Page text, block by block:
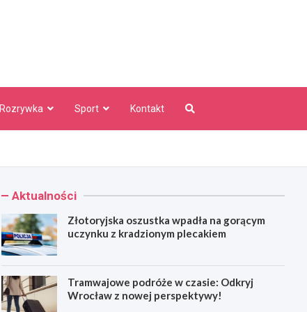
Rozrywka Sport Kontakt
Aktualności
Złotoryjska oszustka wpadła na gorącym
uczynku z kradzionym plecakiem
Tramwajowe podróże w czasie: Odkryj
Wrocław z nowej perspektywy!